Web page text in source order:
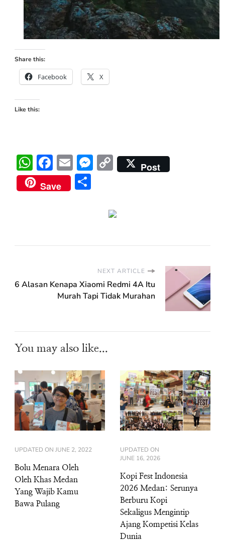
Share this:
Facebook X
Like this:
WhatsApp
Facebook
EmailMessenger
Copy
Link
Post
Save
NEXT ARTICLE
6 Alasan Kenapa Xiaomi Redmi 4A Itu
Murah Tapi Tidak Murahan
You may also like...
UPDATED ON JUNE 2, 2022
Bolu Menara Oleh
Oleh Khas Medan
Yang Wajib Kamu
Bawa Pulang
UPDATED ON
JUNE 16, 2026
Kopi Fest Indonesia
2026 Medan: Serunya
Berburu Kopi
Sekaligus Mengintip
Ajang Kompetisi Kelas
Dunia